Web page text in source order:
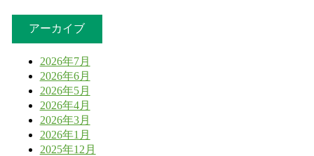
アーカイブ
2026年7月
2026年6月
2026年5月
2026年4月
2026年3月
2026年1月
2025年12月